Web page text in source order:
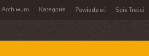
Archiwum Kategorie Powiedzieć Spis Treści